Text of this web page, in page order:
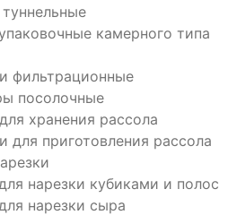
камерного типа
фильтрационные
посолочные
хранения рассола
для приготовления рассола
нарезки кубиками и полос
нарезки сыра